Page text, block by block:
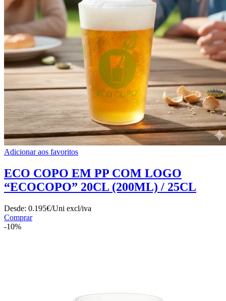
Adicionar aos favoritos
ECO COPO EM PP COM LOGO
“ECOCOPO” 20CL (200ML) / 25CL
Desde: 0.195€/Uni excl/iva
Comprar
-10%